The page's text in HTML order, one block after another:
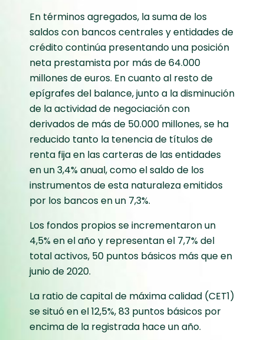
En términos agregados, la suma de los
saldos con bancos centrales y entidades de
crédito continúa presentando una posición
neta prestamista por más de 64.000
millones de euros. En cuanto al resto de
epígrafes del balance, junto a la disminución
de la actividad de negociación con
derivados de más de 50.000 millones, se ha
reducido tanto la tenencia de títulos de
renta fija en las carteras de las entidades
en un 3,4% anual, como el saldo de los
instrumentos de esta naturaleza emitidos
por los bancos en un 7,3%.
Los fondos propios se incrementaron un
4,5% en el año y representan el 7,7% del
total activos, 50 puntos básicos más que en
junio de 2020.
La ratio de capital de máxima calidad (CET1)
se situó en el 12,5%, 83 puntos básicos por
encima de la registrada hace un año.